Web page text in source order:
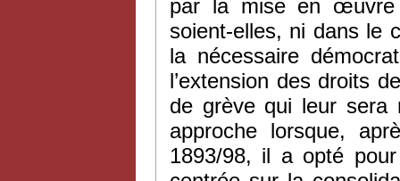
par la mise en œuvre
soient-elles, ni dans le
la nécessaire
l’extension des droits
de grève qui leur sera
approche lorsque,
1893/98, il a opté